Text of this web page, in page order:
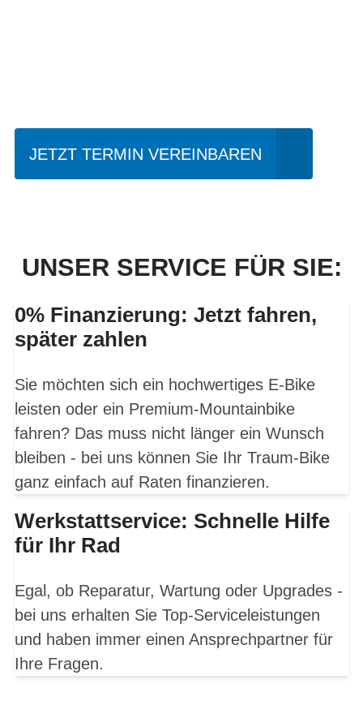
JETZT TERMIN VEREINBAREN
UNSER SERVICE FÜR SIE:
0% Finanzierung: Jetzt fahren,
später zahlen
Sie möchten sich ein hochwertiges E-Bike
leisten oder ein Premium-Mountainbike
fahren? Das muss nicht länger ein Wunsch
bleiben - bei uns können Sie Ihr Traum-Bike
ganz einfach auf Raten finanzieren.
Werkstattservice: Schnelle Hilfe
für Ihr Rad
Egal, ob Reparatur, Wartung oder Upgrades -
bei uns erhalten Sie Top-Serviceleistungen
und haben immer einen Ansprechpartner für
Ihre Fragen.